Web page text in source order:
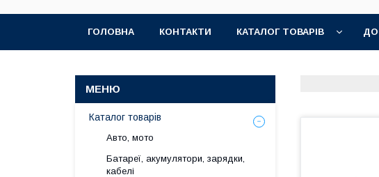
ГОЛОВНА КОНТАКТИ КАТАЛОГ ТОВАРІВ
Каталог товарів
Авто, мото
Батареї, акумулятори, зарядки,
кабелі